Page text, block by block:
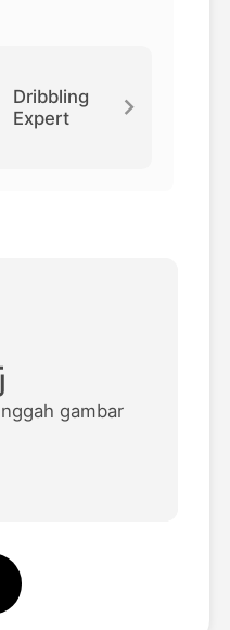
Dribbling
Expert
gambar